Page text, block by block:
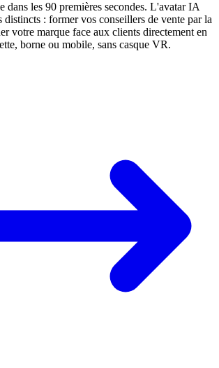
dans les 90 premières secondes. L'avatar IA
distincts : former vos conseillers de vente par la
votre marque face aux clients directement en
borne ou mobile, sans casque VR.